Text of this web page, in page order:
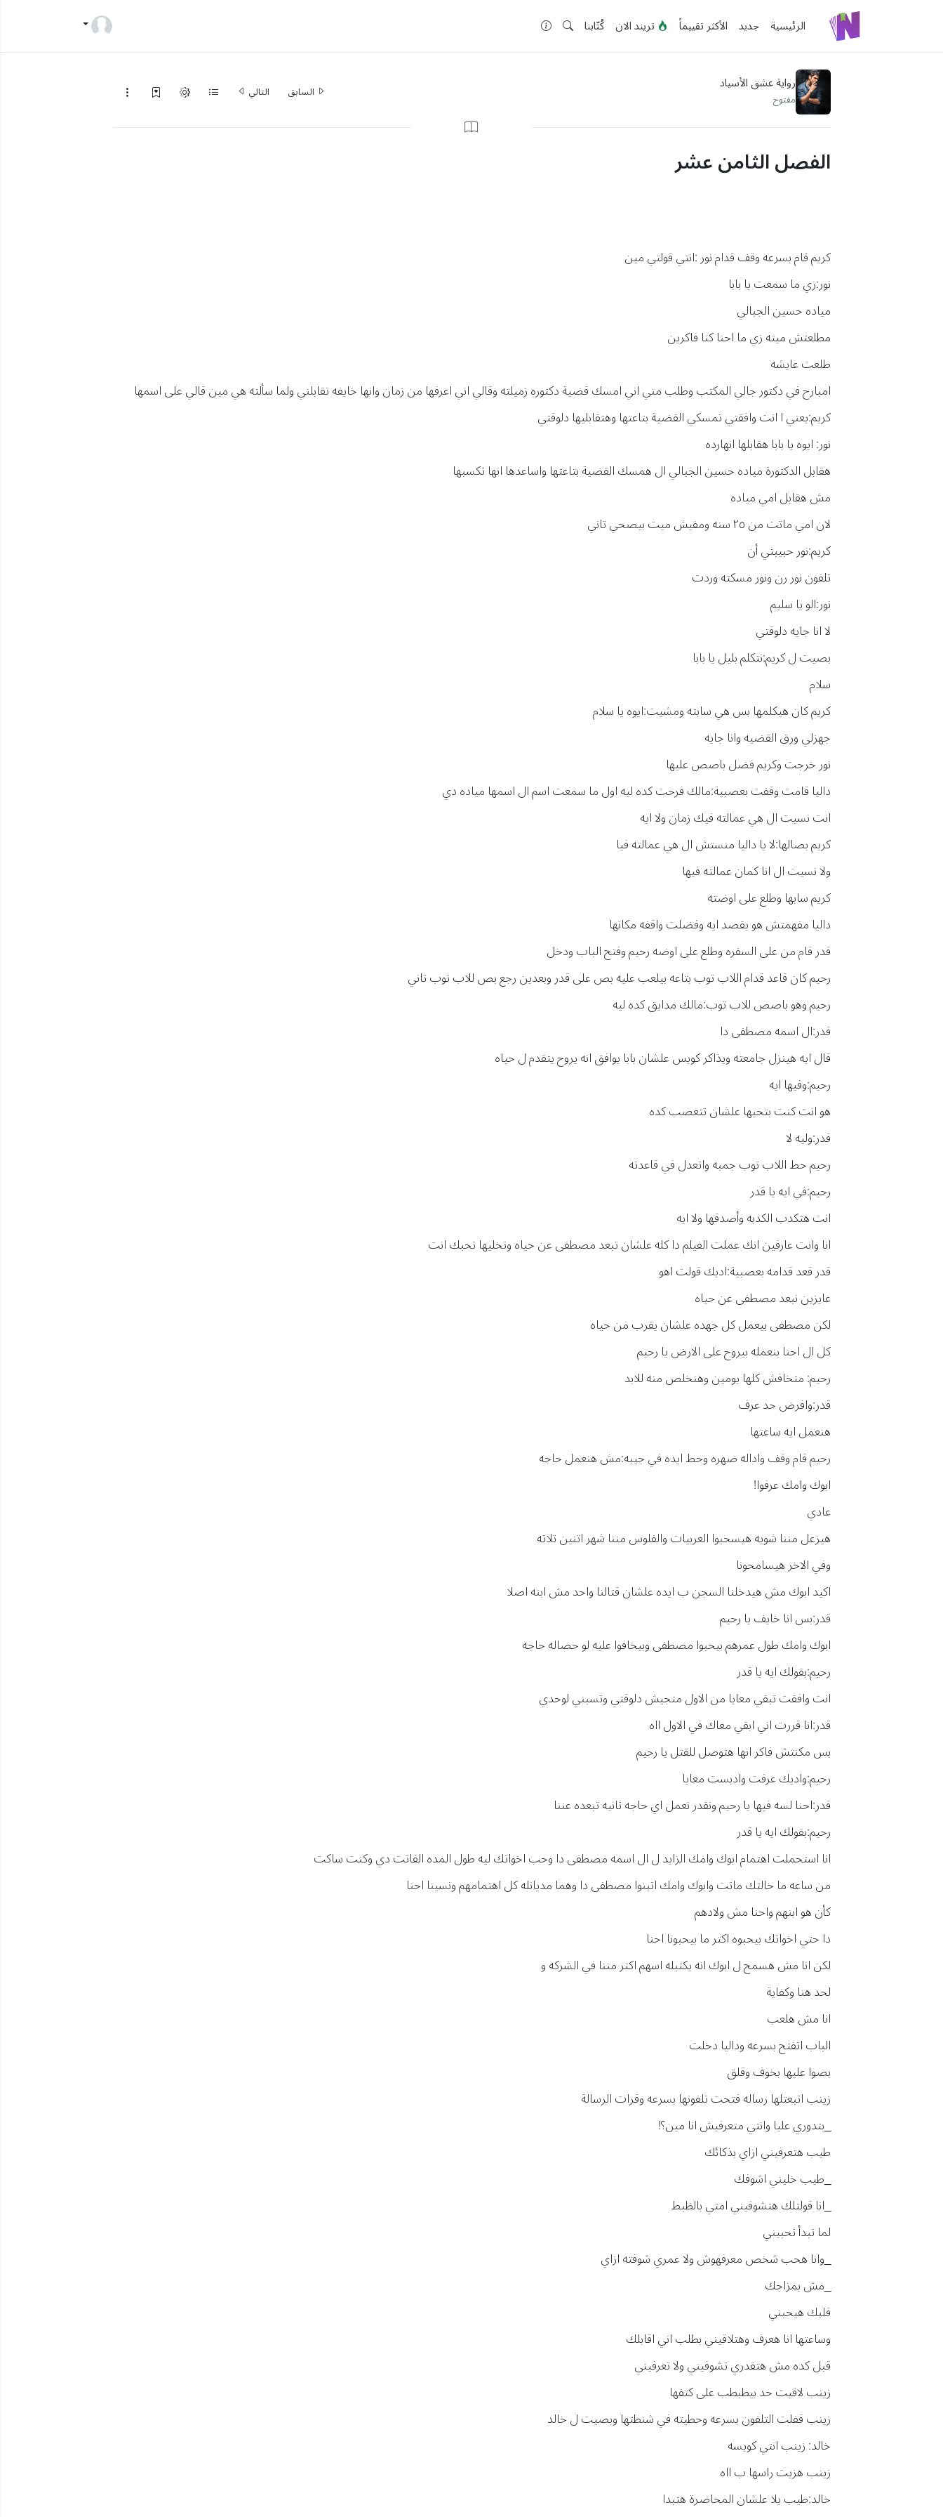
الرئيسية جديد الأكثر تقييماً تريند الان كُتّابنا
رواية عشق الأسياد
مفتوح السابق التالي
الفصل الثامن عشر
كريم قام بسرعه وقف قدام نور :انتي قولتي مين
نور:زي ما سمعت يا بابا
مياده حسين الجبالي
مطلعتش ميته زي ما احنا كنا فاكرين
طلعت عايشه
امبارح في دكتور جالي المكتب وطلب مني اني امسك قضية دكتوره زميلته وقالي اني اعرفها من زمان وانها خايفه تقابلني ولما سألته هي مين قالي على اسمها
كريم:يعني ا انت وافقتي تمسكي القضية بتاعتها وهتقابليها دلوقتي
نور: ايوه يا بابا هقابلها انهارده
هقابل الدكتورة مياده حسين الجبالي ال همسك القضية بتاعتها واساعدها انها تكسبها
مش هقابل امي مياده
لان امي ماتت من ٢٥ سنه ومفيش ميت بيصحي تاني
كريم:نور حبيبتي أن
تلفون نور رن ونور مسكته وردت
نور:الو يا سليم
لا انا جايه دلوقتي
بصيت ل كريم:نتكلم بليل يا بابا
سلام
كريم كان هيكلمها بس هي سابته ومشيت:ايوه يا سلام
جهزلي ورق القضيه وانا جايه
نور خرجت وكريم فضل باصص عليها
داليا قامت وقفت بعصبية:مالك فرحت كده ليه اول ما سمعت اسم ال اسمها مياده دي
انت نسيت ال هي عمالته فيك زمان ولا ايه
كريم بصالها:لا يا داليا منستش ال هي عمالته فيا
ولا نسيت ال انا كمان عمالته فيها
كريم سابها وطلع على اوضته
داليا مفهمتش هو يقصد ايه وفضلت واقفه مكانها
قدر قام من على السفره وطلع على اوضه رحيم وفتح الباب ودخل
رحيم كان قاعد قدام اللاب توب بتاعه بيلعب عليه بص على قدر وبعدين رجع بص للاب توب تاني
رحيم وهو باصص للاب توب:مالك مدايق كده ليه
قدر:ال اسمه مصطفى دا
قال ايه هينزل جامعته ويذاكر كويس علشان بابا يوافق انه يروح يتقدم ل حياه
رحيم:وفيها ايه
هو انت كنت بتحبها علشان تتعصب كده
قدر:وليه لا
رحيم حط اللاب توب جمبه واتعدل في قاعدته
رحيم:في ايه يا قدر
انت هتكدب الكدبه وأصدقها ولا ايه
انا وانت عارفين انك عملت الفيلم دا كله علشان تبعد مصطفى عن حياه وتخليها تحبك انت
قدر قعد قدامه بعصبية:اديك قولت اهو
عايزين نبعد مصطفى عن حياه
لكن مصطفى بيعمل كل جهده علشان يقرب من حياه
كل ال احنا بنعمله بيروح على الارض يا رحيم
رحيم: متخافش كلها يومين وهنخلص منه للابد
قدر:وافرض حد عرف
هنعمل ايه ساعتها
رحيم قام وقف واداله ضهره وحط ايده في جيبه:مش هنعمل حاجه
ابوك وامك عرفوا!
عادي
هيزعل مننا شويه هيسحبوا العربيات والفلوس مننا شهر اتنين تلاته
وفي الاخر هيسامحونا
اكيد ابوك مش هيدخلنا السجن ب ايده علشان قتالنا واحد مش ابنه اصلا
قدر:بس انا خايف يا رحيم
ابوك وامك طول عمرهم بيحبوا مصطفى وبيخافوا عليه لو حصاله حاجه
رحيم:بقولك ايه يا قدر
انت وافقت تبقي معايا من الاول متجيش دلوقتي وتسبني لوحدي
قدر:انا قررت اني ابقي معاك في الاول ااه
بس مكنتش فاكر انها هتوصل للقتل يا رحيم
رحيم:واديك عرفت وادبست معايا
قدر:احنا لسه فيها يا رحيم ونقدر نعمل اي حاجه تانيه تبعده عننا
رحيم:بقولك ايه يا قدر
انا استحملت اهتمام ابوك وامك الزايد ل ال اسمه مصطفى دا وحب اخواتك ليه طول المده الفاتت دي وكنت ساكت
من ساعه ما خالتك ماتت وابوك وامك اتبنوا مصطفى دا وهما مديانله كل اهتمامهم ونسينا احنا
كأن هو ابنهم واحنا مش ولادهم
دا حتي اخواتك بيحبوه اكتر ما بيحبونا احنا
لكن انا مش هسمح ل ابوك انه يكتبله اسهم اكتر مننا في الشركه و
لحد هنا وكفاية
انا مش هلعب
الباب اتفتح بسرعه وداليا دخلت
بصوا عليها بخوف وقلق
زينب اتبعتلها رساله فتحت تلفونها بسرعه وقرات الرسالة
_بتدوري عليا وانتي متعرفيش انا مين؟!
طيب هتعرفيني ازاي بذكائك
_طيب خليني اشوفك
_انا قولتلك هتشوفيني امتي بالظبط
لما تبدأ تحبيني
_وانا هحب شخص معرفهوش ولا عمري شوفته ازاي
_مش بمزاجك
قلبك هيحبني
وساعتها انا هعرف وهتلاقيني بطلب اني اقابلك
قبل كده مش هتقدري تشوفيني ولا تعرفيني
زينب لاقيت حد بيطبطب على كتفها
زينب قفلت التلفون بسرعه وحطيته في شنطتها وبصيت ل خالد
خالد: زينب انتي كويسه
زينب هزيت راسها ب ااه
خالد:طيب يلا علشان المحاضرة هتبدا